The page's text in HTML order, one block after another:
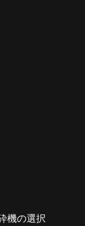
機の選択